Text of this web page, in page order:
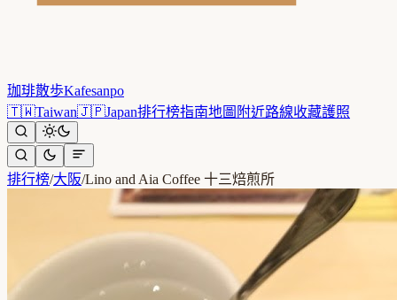
珈琲散歩Kafesanpo
🇹🇼Taiwan🇯🇵Japan排行榜指南地圖 附近路線收藏護照
排行榜/大阪/Lino and Aia Coffee 十三焙煎所